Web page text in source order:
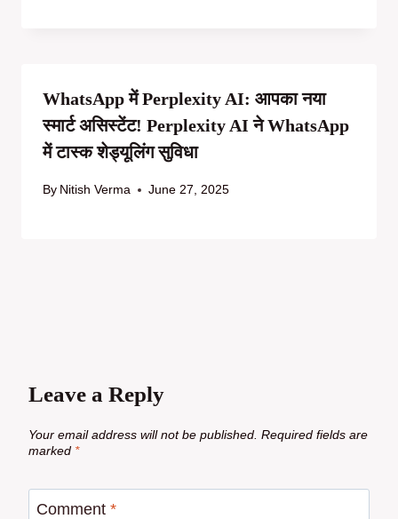
WhatsApp में Perplexity AI: आपका नया
स्मार्ट असिस्टेंट! Perplexity AI ने WhatsApp
में टास्क शेड्यूलिंग सुविधा
By Nitish Verma June 27, 2025
Leave a Reply
Your email address will not be published. Required fields are
marked *
Comment *